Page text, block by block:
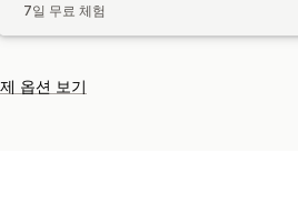
7일 무료 체험
옵션 보기